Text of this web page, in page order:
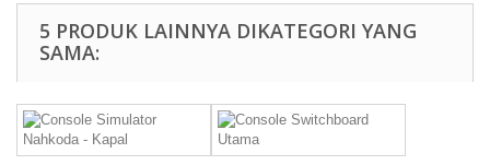
5 PRODUK LAINNYA DIKATEGORI YANG
SAMA: